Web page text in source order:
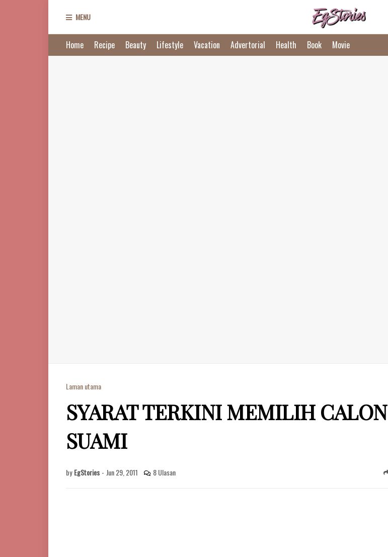
MENU
Home Recipe Beauty Lifestyle Vacation Advertorial Health Book Movie
Laman utama
SYARAT TERKINI MEMILIH CALON
SUAMI
by EgStories - Jun 29, 2011 8 Ulasan